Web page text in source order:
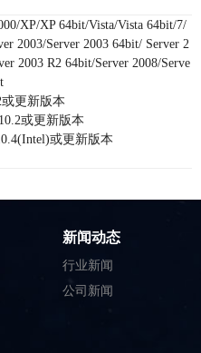
XP/XP 64bit/Vista/Vista 64bit/7/
2003/Server 2003 64bit/ Server 2
2003 R2 64bit/Server 2008/Serve
或更新版本
或更新版本
或更新版本
新闻动态
行业新闻
公司新闻